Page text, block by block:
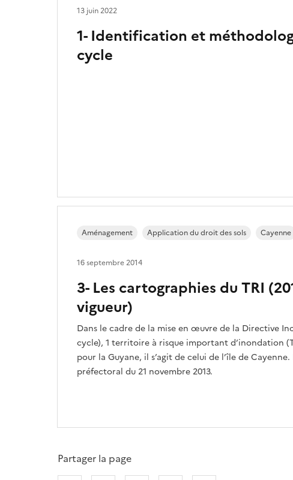
1- Identification et
cycle
13 juin 2022
3- Les cartographies du TRI
vigueur)
Dans le cadre de la mise en œuvre de la Directive
cycle), 1 territoire à risque important d’inondation
pour la Guyane, il s’agit de celui de l’île de
préfectoral du 21 novembre 2013.
Aménagement Application du droit des sols Cayenne
16 septembre 2014
Partager la page